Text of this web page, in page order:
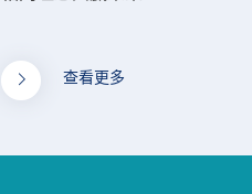
查看更多